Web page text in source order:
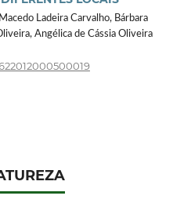
Ladeira Carvalho, Bárbara
Angélica de Cássia Oliveira